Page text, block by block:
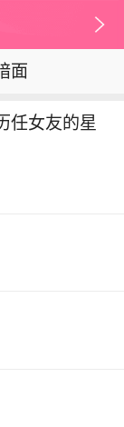
面
任女友的星